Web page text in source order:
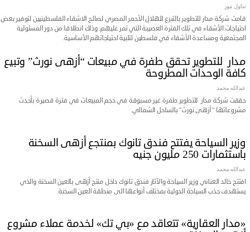
تداول نيوز
قامت شركة مدار للتطوير بالتبرع للهلال الأحمر المصري لصالح الاشقاء الفلسطينيين لتوفير بعض
احتياجات الأشقاء في تلك الفترة العصيبة التي تمر عليهم، وذلك انطلاقا من دور المسئولية
المجتمعية ومساعدة الأشقاء في فلسطين لتلبية احتياجاتهم الأساسية.
مدار للتطوير تحقق طفرة في مبيعات “أزهى نورث” وتبيع
كافة الوحدات المطروحة
عبدالله محمد
حققت شركة مدار للتطوير طفرة غير مسبوقة في حجم المبيعات في فترة قصيرة بأحدث
مشروعاتها " أزهى نورث" بالساحل الشمالي.
وزير السياحة يفتتح فندق تانوك بمنتجع أزهى السخنة
باستثمارات 250 مليون جنيه
عبدالله محمد
افتتح خالد العناني وزير السياحة والآثار فندق تانوك داخل منتج أزهى بالعين السخنة والذي
يستهدف جذب السياحة الدولية بمختلف أنواعها الى منطقة العين السخنة.
«مدار العقارية» تتعاقد مع «بي تك» لخدمة عملاء مشروع